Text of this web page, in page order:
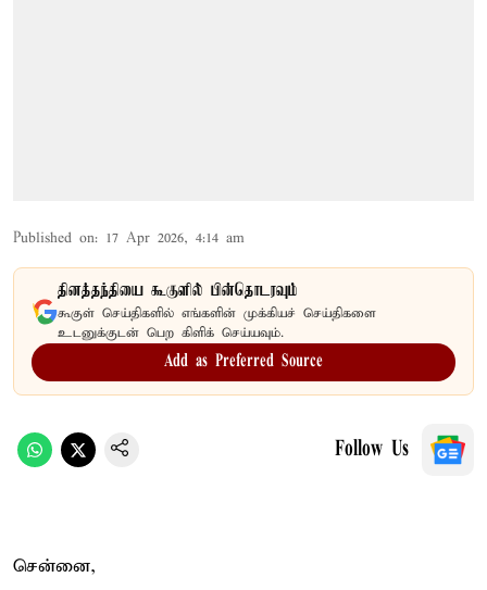
Published on: 17 Apr 2026, 4:14 am
தினத்தந்தியை கூகுளில் பின்தொடரவும்
கூகுள் செய்திகளில் எங்களின் முக்கியச் செய்திகளை
உடனுக்குடன் பெற கிளிக் செய்யவும்.
Add as Preferred Source
Follow Us
சென்னை,